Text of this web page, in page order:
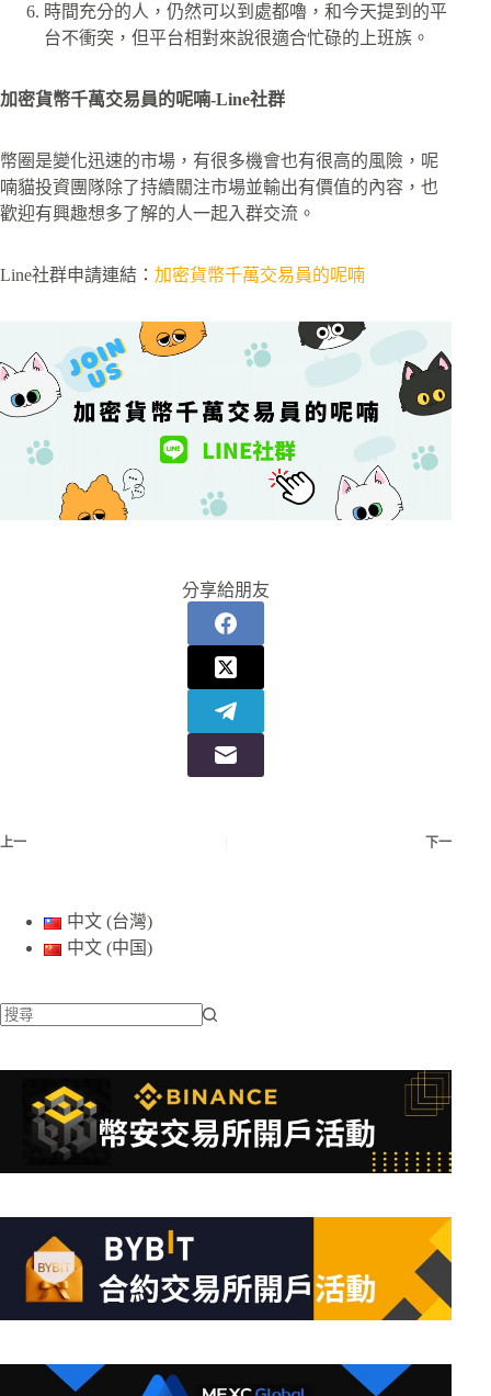
時間充分的人，仍然可以到處都嚕，和今天提到的平
台不衝突，但平台相對來說很適合忙碌的上班族。
加密貨幣千萬交易員的呢喃-Line社群
幣圈是變化迅速的市場，有很多機會也有很高的風險，呢
喃貓投資團隊除了持續關注市場並輸出有價值的內容，也
歡迎有興趣想多了解的人一起入群交流。
Line社群申請連結： 加密貨幣千萬交易員的呢喃
分享給朋友
上一 下一
中文 (台灣)
中文 (中国)
不
條